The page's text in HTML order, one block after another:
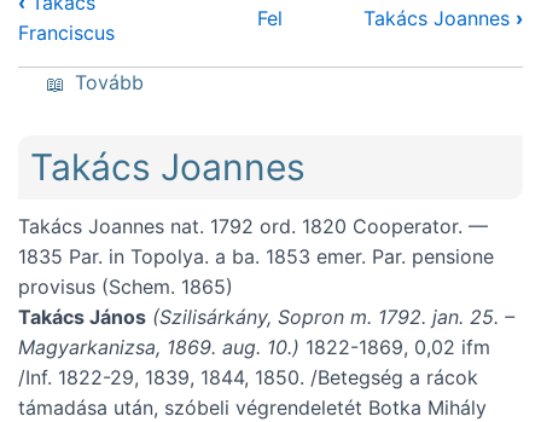
Franciscus
Fel Takács Joannes ›
Tovább
Takács Joannes
Takács Joannes nat. 1792 ord. 1820 Cooperator. —
1835 Par. in Topolya. a ba. 1853 emer. Par. pensione
provisus (Schem. 1865)
Takács János (Szilisárkány, Sopron m. 1792. jan. 25. –
Magyarkanizsa, 1869. aug. 10.) 1822-1869, 0,02 ifm
/Inf. 1822-29, 1839, 1844, 1850. /Betegség a rácok
támadása után, szóbeli végrendeletét Botka Mihály